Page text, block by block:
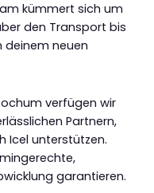
kümmert sich um
den Transport bis
deinem neuen
verfügen wir
Partnern,
Icel unterstützen.
garantieren.